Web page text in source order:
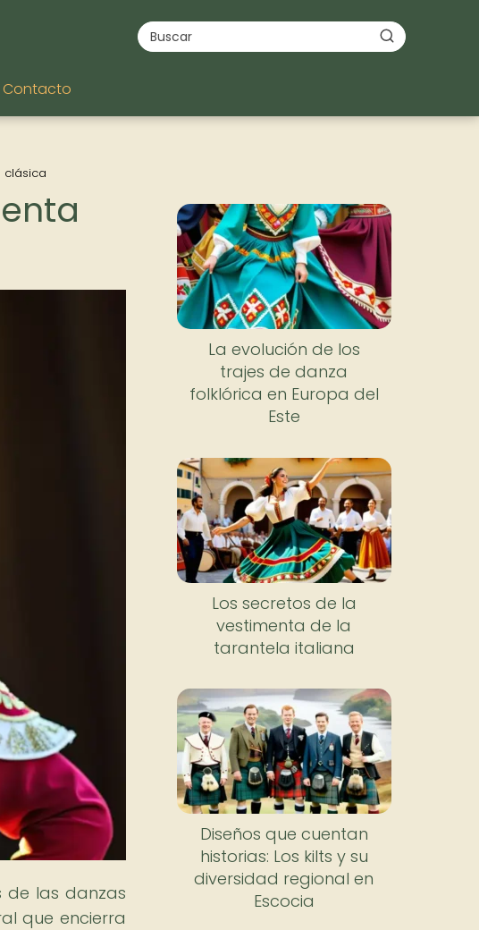
Contacto
clásica
de las danzas
que encierra
La evolución de los
trajes de danza
folklórica en Europa del
Este
Los secretos de la
vestimenta de la
tarantela italiana
Diseños que cuentan
historias: Los kilts y su
diversidad regional en
Escocia